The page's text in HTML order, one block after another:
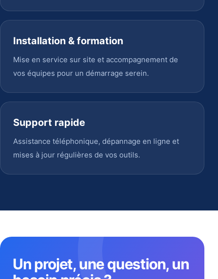
Installation & formation
Mise en service sur site et accompagnement de
vos équipes pour un démarrage serein.
Support rapide
Assistance téléphonique, dépannage en ligne et
mises à jour régulières de vos outils.
Un projet, une question, un